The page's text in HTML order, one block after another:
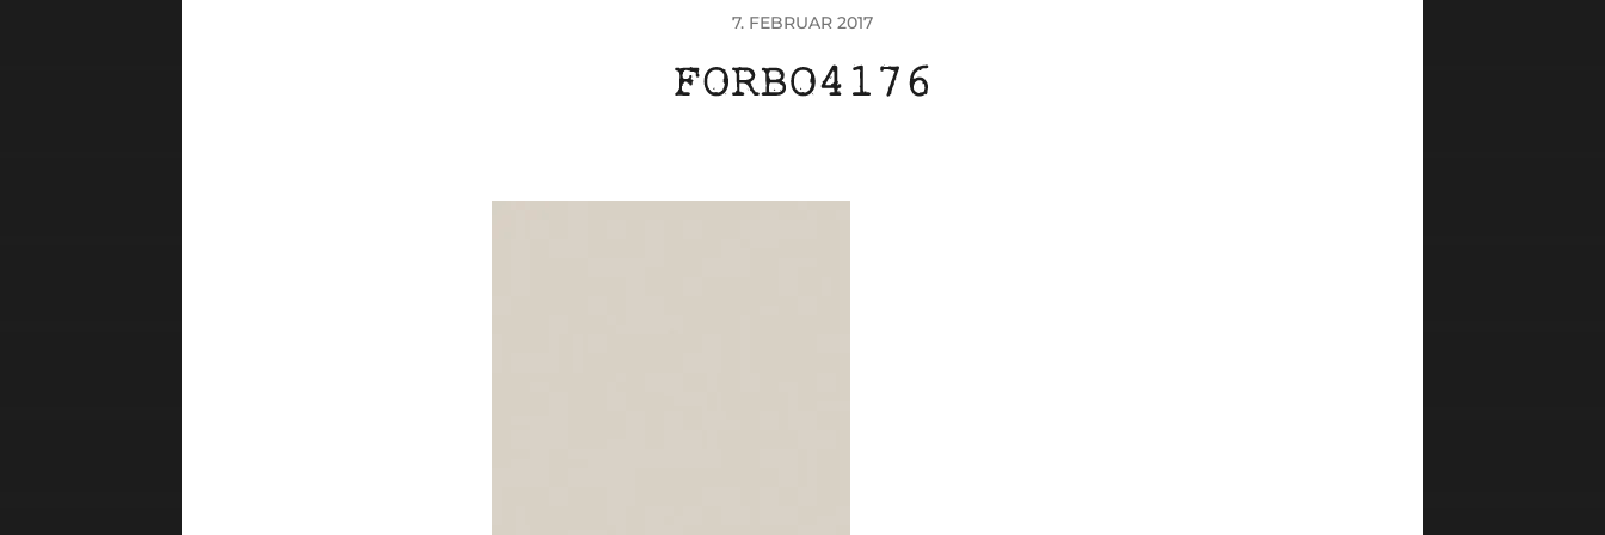
7. FEBRUAR 2017